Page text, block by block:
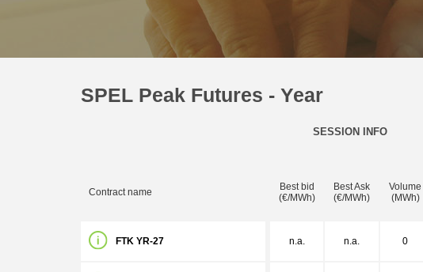
SPEL Peak Futures - Year
SESSION INFO
Contract name
Best bid
(€/MWh)
Best Ask
(€/MWh)
Volume
(MWh)
FTK YR-27 n.a. n.a. 0